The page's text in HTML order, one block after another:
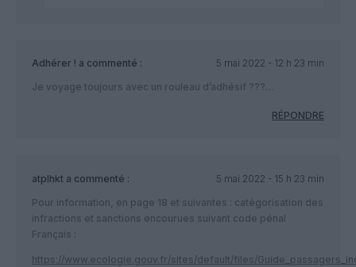
Adhérer ! a commenté :
5 mai 2022 - 12 h 23 min
Je voyage toujours avec un rouleau d’adhésif ???…
RÉPONDRE
atplhkt a commenté :
5 mai 2022 - 15 h 23 min
Pour information, en page 18 et suivantes : catégorisation des
infractions et sanctions encourues suivant code pénal
Français :
https://www.ecologie.gouv.fr/sites/default/files/